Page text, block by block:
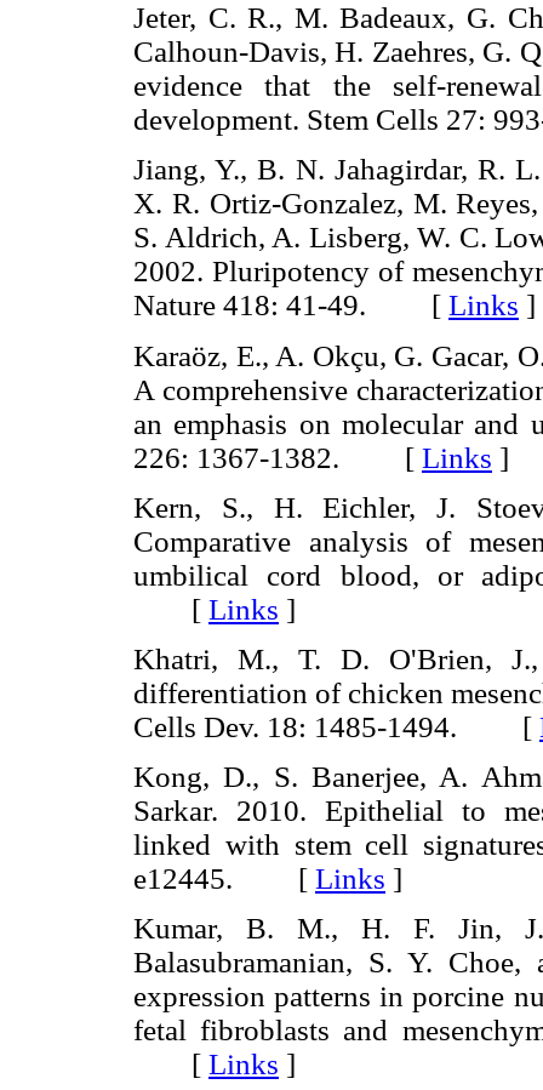
Jeter, C. R., M. Badeaux, G.
Calhoun-Davis, H. Zaehres, G.
evidence that the self-
development. Stem Cells
Jiang, Y., B. N. Jahagirdar, R.
X. R. Ortiz-Gonzalez, M.
S. Aldrich, A. Lisberg, W. C.
2002. Pluripotency of
Nature 418: 41-49. [ Links ]
Karaöz, E., A. Okçu, G. Gacar,
A comprehensive
an emphasis on molecular and
226: 1367-1382. [ Links ]
Kern, S., H. Eichler, J.
Comparative analysis of
umbilical cord blood, or
[ Links ]
Khatri, M., T. D. O'Brien,
differentiation of chicken
Cells Dev. 18: 1485-1494. [
Kong, D., S. Banerjee, A.
Sarkar. 2010. Epithelial to
linked with stem cell
e12445. [ Links ]
Kumar, B. M., H. F. Jin,
Balasubramanian, S. Y.
expression patterns in porcine
fetal fibroblasts and
[ Links ]